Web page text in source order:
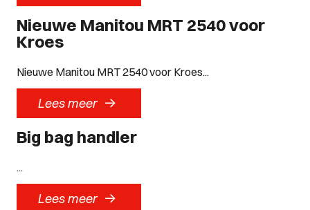
Nieuwe Manitou MRT 2540 voor
Kroes
Nieuwe Manitou MRT 2540 voor Kroes...
Lees meer ->
Big bag handler
...
Lees meer ->